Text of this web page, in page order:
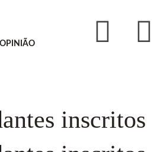
OPINIÃO
inscritos